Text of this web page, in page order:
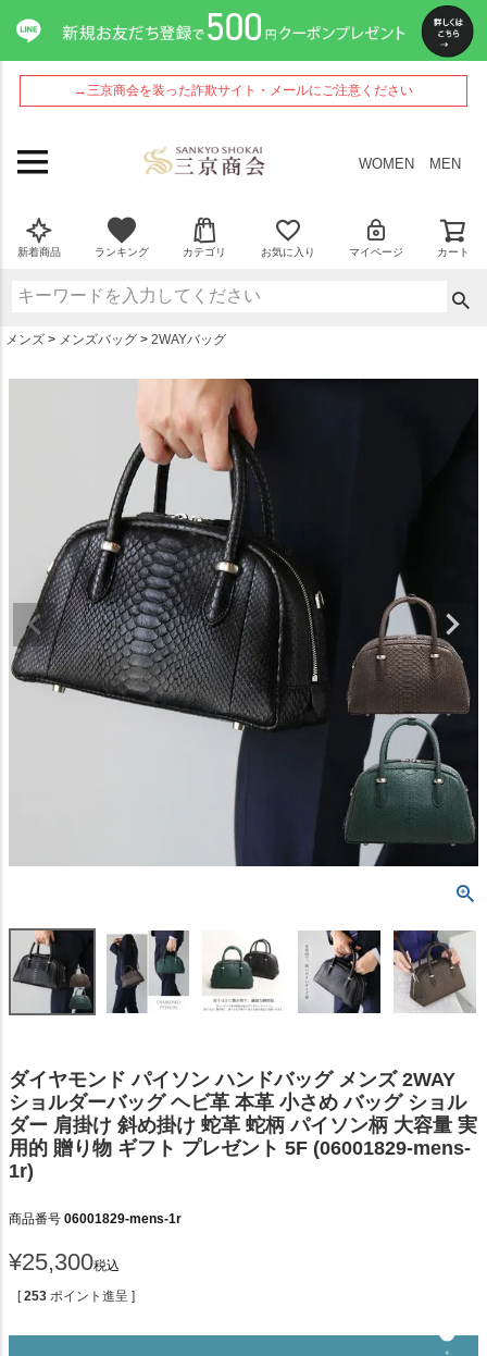
→三京商会を装った詐欺サイト・メールにご注意ください
WOMEN MEN
新着商品 ランキング カテゴリ お気に入り マイページ カート
メンズ メンズバッグ 2WAYバッグ
ダイヤモンド パイソン ハンドバッグ メンズ 2WAY
ショルダーバッグ ヘビ革 本革 小さめ バッグ ショル
ダー 肩掛け 斜め掛け 蛇革 蛇柄 パイソン柄 大容量 実
用的 贈り物 ギフト プレゼント 5F (06001829-mens-
1r)
商品番号 06001829-mens-1r
¥25,300税込
[ 253 ポイント進呈 ]
ペー
ジト
ップ
へ